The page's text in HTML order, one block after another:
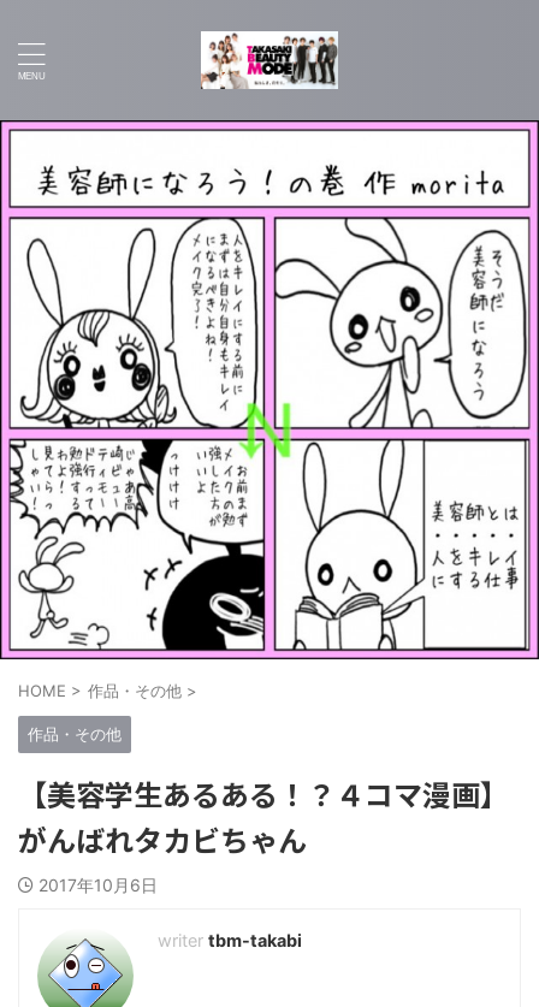
HOME > 作品・その他 >
作品・その他
【美容学生あるある！？４コマ漫画】
がんばれタカビちゃん
2017年10月6日
tbm-takabi